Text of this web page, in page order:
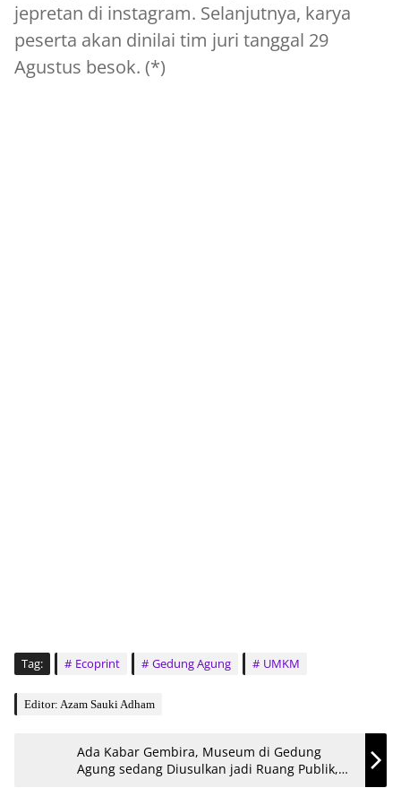
jepretan di instagram. Selanjutnya, karya
peserta akan dinilai tim juri tanggal 29
Agustus besok. (*)
Tag: Ecoprint Gedung Agung UMKM
Editor: Azam Sauki Adham
Ada Kabar Gembira, Museum di Gedung
Agung sedang Diusulkan jadi Ruang Publik,